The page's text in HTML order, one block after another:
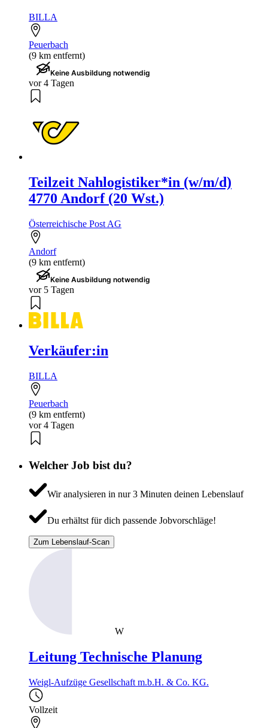
BILLA
Peuerbach
(9 km entfernt)
Keine Ausbildung notwendig
vor 4 Tagen
Teilzeit Nahlogistiker*in (w/m/d)
4770 Andorf (20 Wst.)
Österreichische Post AG
Andorf
(9 km entfernt)
Keine Ausbildung notwendig
vor 5 Tagen
Verkäufer:in
BILLA
Peuerbach
(9 km entfernt)
vor 4 Tagen
Welcher Job bist du?
Wir analysieren in nur 3 Minuten deinen Lebenslauf
Du erhältst für dich passende Jobvorschläge!
Zum Lebenslauf-Scan
W
Leitung Technische Planung
Weigl-Aufzüge Gesellschaft m.b.H. & Co. KG.
Vollzeit